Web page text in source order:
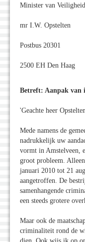
Minister van
mr I.W. Opstelten
Postbus 20301
2500 EH Den Haag
Betreft: Aanpak van
'Geachte heer
Mede namens de
nadrukkelijk uw
vormt in Amstelveen,
groot probleem.
januari 2010 tot 21
aangetroffen. De
samenhangende
een steeds grotere
Maar ook de
criminaliteit rond de